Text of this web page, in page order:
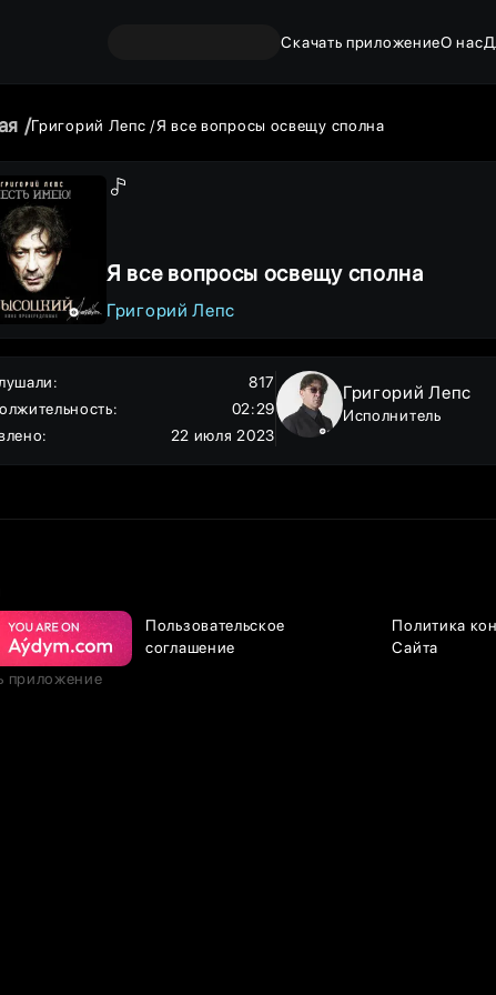
Скачать приложениеО нас
Григорий Лепс Я все вопросы освещу сполна
Я все вопросы освещу сполна
Григорий Лепс
:
817
:
02:29
: 22 июля 2023
Григорий Лепс
Исполнитель
Пользовательское
соглашение
Политика
Сайта
приложение